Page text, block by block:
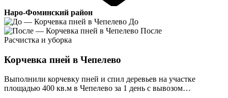
Наро-Фоминский район
До
После
Расчистка и уборка
Корчевка пней в Чепелево
Выполнили корчевку пней и спил деревьев на участке
площадью 400 кв.м в Чепелево за 1 день с вывозом…